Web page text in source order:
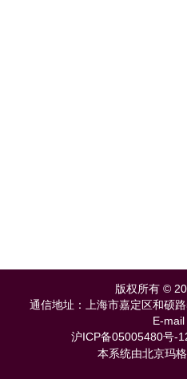
版权所有 ©
通信地址：上海市嘉定区和硕
E-
沪ICP备05005480号-
本系统由北京玛